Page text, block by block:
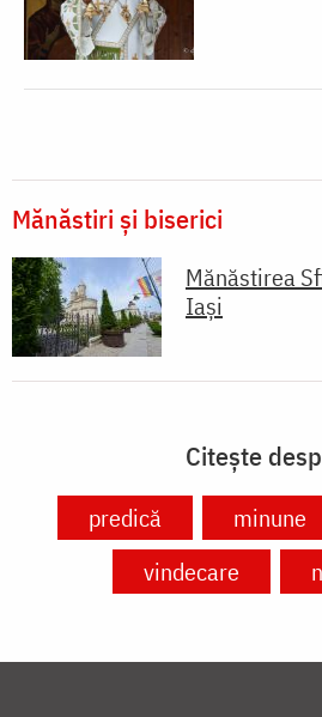
Mănăstiri și biserici
Mănăstirea
Iași
Citește
predică minune
vindecare